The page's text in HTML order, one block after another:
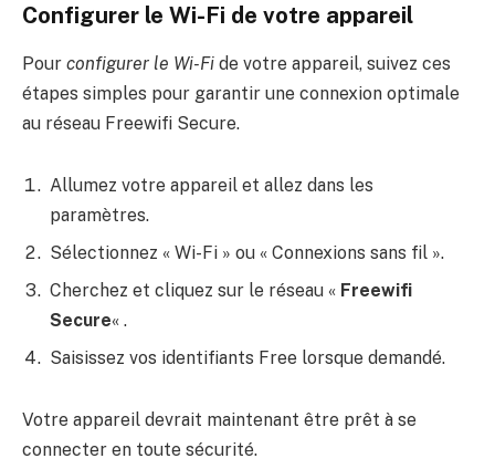
Configurer le Wi-Fi de votre appareil
Pour configurer le Wi-Fi de votre appareil, suivez ces
étapes simples pour garantir une connexion optimale
au réseau Freewifi Secure.
Allumez votre appareil et allez dans les
paramètres.
Sélectionnez « Wi-Fi » ou « Connexions sans fil ».
Cherchez et cliquez sur le réseau « Freewifi
Secure« .
Saisissez vos identifiants Free lorsque demandé.
Votre appareil devrait maintenant être prêt à se
connecter en toute sécurité.